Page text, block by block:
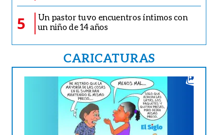
5
Un pastor tuvo encuentros íntimos con
un niño de 14 años
CARICATURAS